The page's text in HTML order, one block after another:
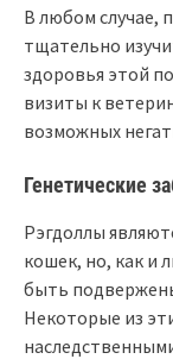
В любом случае,
тщательно
здоровья этой
визиты к
возможных
Генетические
Рэгдоллы
кошек, но, как и
быть
Некоторые из